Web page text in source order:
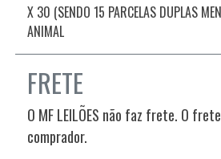
X 30 (SENDO 15 PARCELAS DUPLAS
ANIMAL
FRETE
O MF LEILÕES não faz frete. O
comprador.